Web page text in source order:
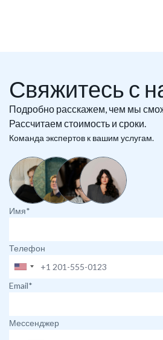
Свяжитесь с
Подробно расскажем, чем мы
Рассчитаем стоимость и сроки.
Команда экспертов к вашим услугам.
Имя*
Телефон
Email*
Мессенджер